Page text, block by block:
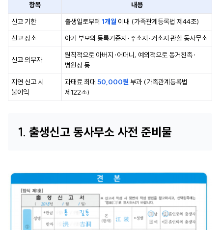
항목
내용
신고 기한
출생일로부터 1개월 이내 (가족관계등록법 제44조)
신고 장소
아기 부모의 등록기준지·주소지·거소지 관할 동사무소
신고 의무자
원칙적으로 아버지·어머니, 예외적으로 동거친족·
병원장 등
지연 신고 시
불이익
과태료 최대 50,000원 부과 (가족관계등록법
제122조)
1. 출생신고 동사무소 사전 준비물